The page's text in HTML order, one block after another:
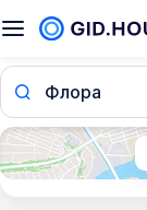
Флора